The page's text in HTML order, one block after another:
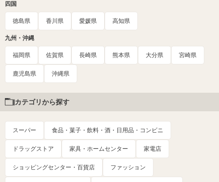
四国
徳島県 香川県 愛媛県 高知県
九州・沖縄
福岡県 佐賀県 長崎県 熊本県 大分県 宮崎県
鹿児島県 沖縄県
カテゴリから探す
スーパー 食品・菓子・飲料・酒・日用品・コンビニ
ドラッグストア 家具・ホームセンター 家電店
ショッピングセンター・百貨店 ファッション